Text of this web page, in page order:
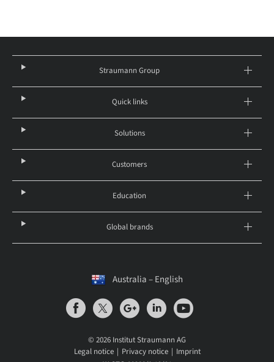
Straumann Group
Quick links
Solutions
Customers
Education
Global brands
Australia – English
© 2026 Institut Straumann AG
Legal notice
Privacy notice
Imprint